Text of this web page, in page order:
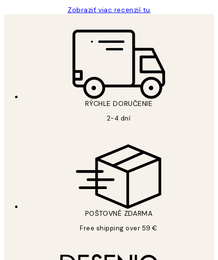
Zobraziť viac recenzií tu
RÝCHLE DORUČENIE
2-4 dní
POŠTOVNÉ ZDARMA
Free shipping over 59 €